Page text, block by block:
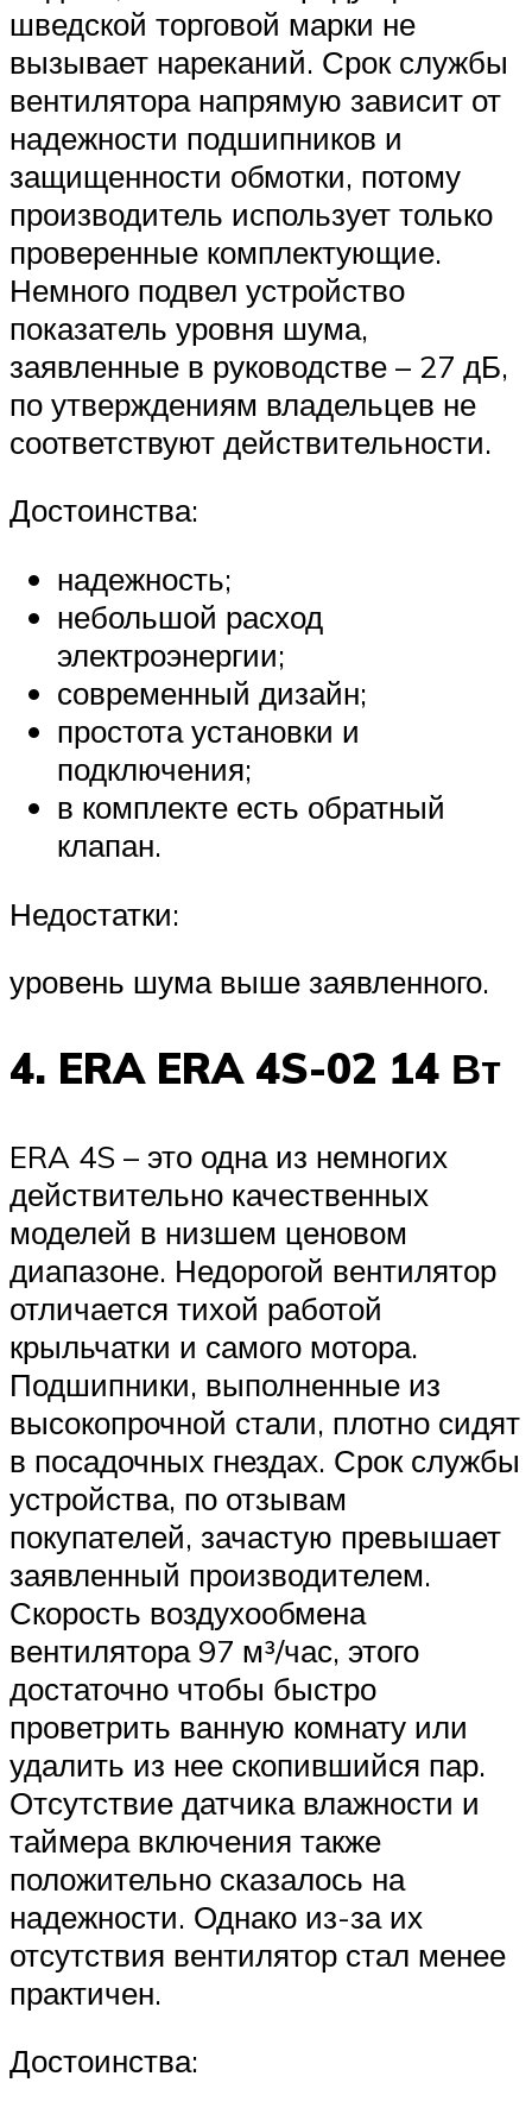
шведской торговой марки не
вызывает нареканий. Срок службы
вентилятора напрямую зависит от
надежности подшипников и
защищенности обмотки, потому
производитель использует только
проверенные комплектующие.
Немного подвел устройство
показатель уровня шума,
заявленные в руководстве – 27 дБ,
по утверждениям владельцев не
соответствуют действительности.
Достоинства:
надежность;
небольшой расход
электроэнергии;
современный дизайн;
простота установки и
подключения;
в комплекте есть обратный
клапан.
Недостатки:
уровень шума выше заявленного.
4. ERA ERA 4S-02 14 Вт
ERA 4S – это одна из немногих
действительно качественных
моделей в низшем ценовом
диапазоне. Недорогой вентилятор
отличается тихой работой
крыльчатки и самого мотора.
Подшипники, выполненные из
высокопрочной стали, плотно сидят
в посадочных гнездах. Срок службы
устройства, по отзывам
покупателей, зачастую превышает
заявленный производителем.
Скорость воздухообмена
вентилятора 97 м³/час, этого
достаточно чтобы быстро
проветрить ванную комнату или
удалить из нее скопившийся пар.
Отсутствие датчика влажности и
таймера включения также
положительно сказалось на
надежности. Однако из-за их
отсутствия вентилятор стал менее
практичен.
Достоинства: